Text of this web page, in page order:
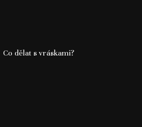
Co dělat s vráskami?